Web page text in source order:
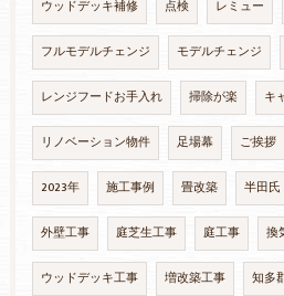
ウッドデッキ補修 点検 レミュー
フルモデルチェンジ モデルチェンジ
レンジフードお手入れ 掃除が楽 キ
リノベーション物件 足場幕 ご挨拶
2023年 施工事例 畳改築 半田氏
外壁工事 庭芝生工事 庭工事 換
ウッドデッキ工事 増改築工事 知多